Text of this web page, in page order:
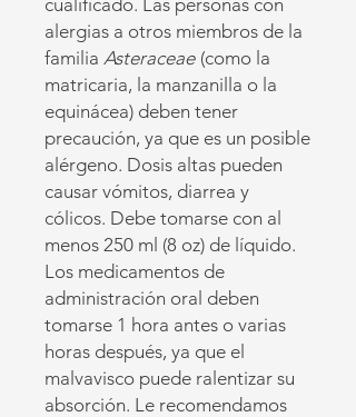
cualificado. Las personas con
alergias a otros miembros de la
familia Asteraceae (como la
matricaria, la manzanilla o la
equinácea) deben tener
precaución, ya que es un posible
alérgeno. Dosis altas pueden
causar vómitos, diarrea y
cólicos. Debe tomarse con al
menos 250 ml (8 oz) de líquido.
Los medicamentos de
administración oral deben
tomarse 1 hora antes o varias
horas después, ya que el
malvavisco puede ralentizar su
absorción. Le recomendamos